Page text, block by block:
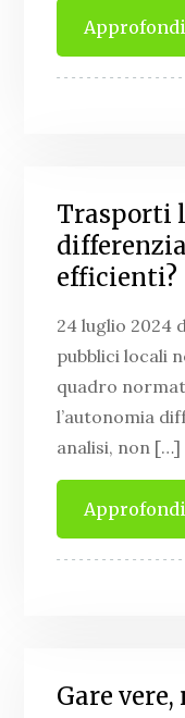
Trasporti
efficienti?
24 luglio 2024
pubblici locali
quadro
l’autonomia
analisi, non […]
Gare